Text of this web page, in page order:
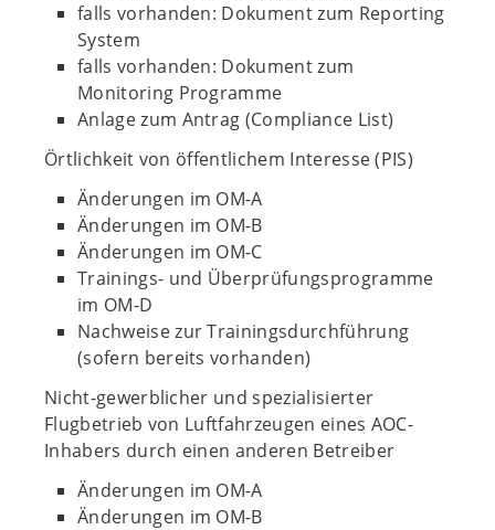
falls vorhanden: Dokument zum Reporting
System
falls vorhanden: Dokument zum
Monitoring Programme
Anlage zum Antrag (Compliance List)
Örtlichkeit von öffentlichem Interesse (PIS)
Änderungen im OM-A
Änderungen im OM-B
Änderungen im OM-C
Trainings- und Überprüfungsprogramme
im OM-D
Nachweise zur Trainingsdurchführung
(sofern bereits vorhanden)
Nicht-gewerblicher und spezialisierter
Flugbetrieb von Luftfahrzeugen eines AOC-
Inhabers durch einen anderen Betreiber
Änderungen im OM-A
Änderungen im OM-B